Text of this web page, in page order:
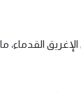
الإغريق